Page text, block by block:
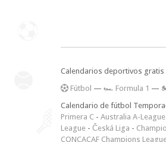
Calendarios deportivos gratis
Fútbol — 🏎️ Formula 1 —
Calendario de fútbol
Primera C - Australia A-League
League - Česká Liga -
CONCACAF Champions